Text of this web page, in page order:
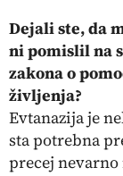
Dejali ste, da
ni pomislil na
zakona o
življenja?
Evtanazija je
sta potrebna
precej